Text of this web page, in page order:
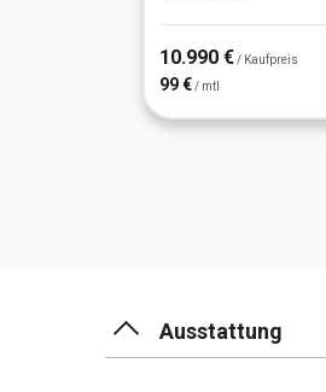
10.990 € / Kaufpreis
99 € / mtl
Ausstattung